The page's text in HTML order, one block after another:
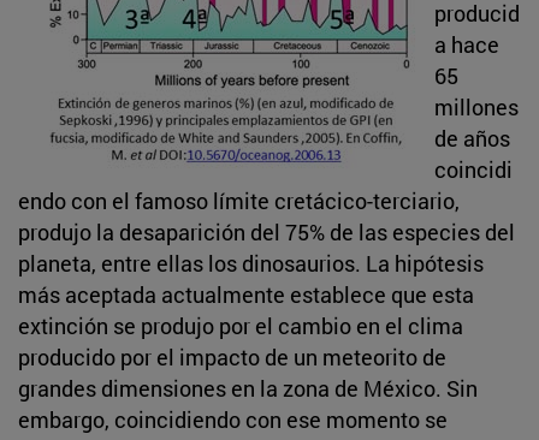
producid
a hace
65
millones
de años
coincidi
endo con el famoso límite cretácico-terciario,
produjo la desaparición del 75% de las especies del
planeta, entre ellas los dinosaurios. La hipótesis
más aceptada actualmente establece que esta
extinción se produjo por el cambio en el clima
producido por el impacto de un meteorito de
grandes dimensiones en la zona de México. Sin
embargo, coincidiendo con ese momento se